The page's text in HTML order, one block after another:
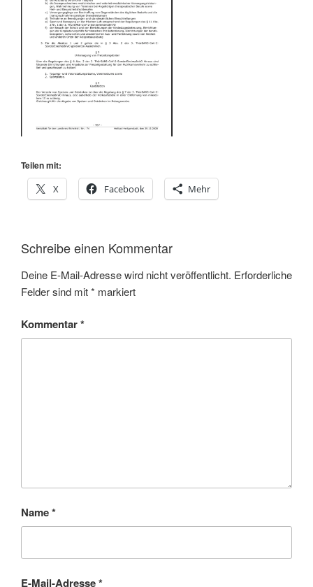
Teilen mit:
X
Facebook Mehr
Schreibe einen Kommentar
Deine E-Mail-Adresse wird nicht veröffentlicht. Erforderliche
Felder sind mit* markiert
Kommentar*
Name*
E-Mail-Adresse*